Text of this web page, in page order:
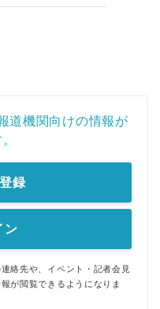
道機関向けの情報が
録
ン
絡先や、イベント・記者会見
が閲覧できるようになりま